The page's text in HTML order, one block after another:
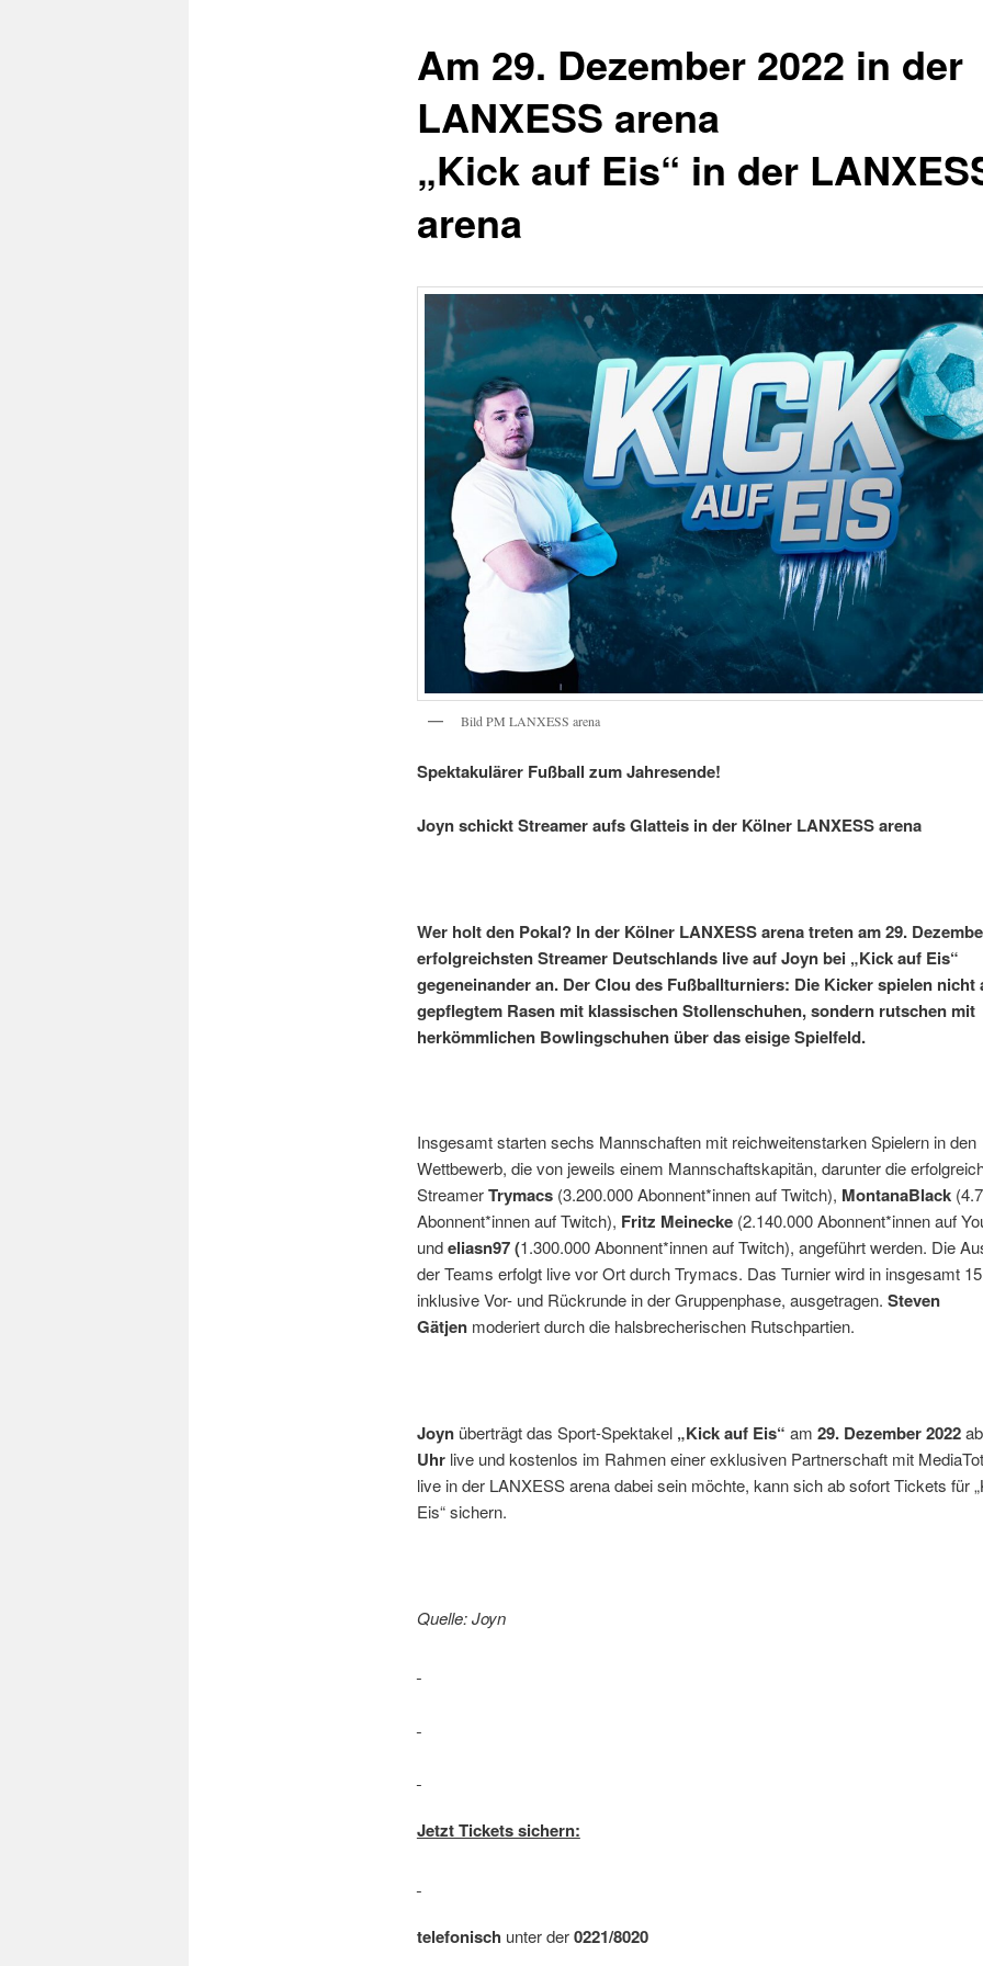
Am 29. Dezember 2022 in der
LANXESS arena
„Kick auf Eis“ in der
arena
Bild PM LANXESS arena
Spektakulärer Fußball zum Jahresende!
Joyn schickt Streamer aufs Glatteis in der Kölner LANXESS arena
Wer holt den Pokal? In der Kölner LANXESS arena treten am 29.
erfolgreichsten Streamer Deutschlands live auf Joyn bei „Kick auf Eis“
gegeneinander an. Der Clou des Fußballturniers: Die Kicker spielen nicht
gepflegtem Rasen mit klassischen Stollenschuhen, sondern rutschen mit
herkömmlichen Bowlingschuhen über das eisige Spielfeld.
Insgesamt starten sechs Mannschaften mit reichweitenstarken Spielern in den
Wettbewerb, die von jeweils einem Mannschaftskapitän, darunter die
StreamerTrymacs (3.200.000 Abonnent*innen auf Twitch), MontanaBlack
Abonnent*innen auf Twitch), Fritz Meinecke(2.140.000 Abonnent*innen auf
undeliasn97 (1.300.000 Abonnent*innen auf Twitch), angeführt werden. Die
der Teams erfolgt live vor Ort durch Trymacs. Das Turnier wird in insgesamt
inklusive Vor- und Rückrunde in der Gruppenphase, ausgetragen. Steven
Gätjenmoderiert durch die halsbrecherischen Rutschpartien.
Joynüberträgt das Sport-Spektakel „Kick auf Eis“ am 29. Dezember 2022
Uhrlive und kostenlos im Rahmen einer exklusiven Partnerschaft mit
live in der LANXESS arena dabei sein möchte, kann sich ab sofort Tickets für
Eis“ sichern.
Quelle: Joyn
Jetzt Tickets sichern:
telefonisch unter der0221/8020